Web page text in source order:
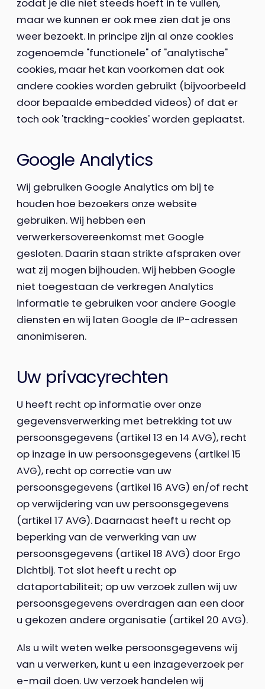
zodat je die niet steeds hoeft in te vullen,
maar we kunnen er ook mee zien dat je ons
weer bezoekt. In principe zijn al onze cookies
zogenoemde "functionele" of "analytische"
cookies, maar het kan voorkomen dat ook
andere cookies worden gebruikt (bijvoorbeeld
door bepaalde embedded videos) of dat er
toch ook 'tracking-cookies' worden geplaatst.
Google Analytics
Wij gebruiken Google Analytics om bij te
houden hoe bezoekers onze website
gebruiken. Wij hebben een
verwerkersovereenkomst met Google
gesloten. Daarin staan strikte afspraken over
wat zij mogen bijhouden. Wij hebben Google
niet toegestaan de verkregen Analytics
informatie te gebruiken voor andere Google
diensten en wij laten Google de IP-adressen
anonimiseren.
Uw privacyrechten
U heeft recht op informatie over onze
gegevensverwerking met betrekking tot uw
persoonsgegevens (artikel 13 en 14 AVG), recht
op inzage in uw persoonsgegevens (artikel 15
AVG), recht op correctie van uw
persoonsgegevens (artikel 16 AVG) en/of recht
op verwijdering van uw persoonsgegevens
(artikel 17 AVG). Daarnaast heeft u recht op
beperking van de verwerking van uw
persoonsgegevens (artikel 18 AVG) door Ergo
Dichtbij. Tot slot heeft u recht op
dataportabiliteit; op uw verzoek zullen wij uw
persoonsgegevens overdragen aan een door
u gekozen andere organisatie (artikel 20 AVG).
Als u wilt weten welke persoonsgegevens wij
van u verwerken, kunt u een inzageverzoek per
e-mail doen. Uw verzoek handelen wij